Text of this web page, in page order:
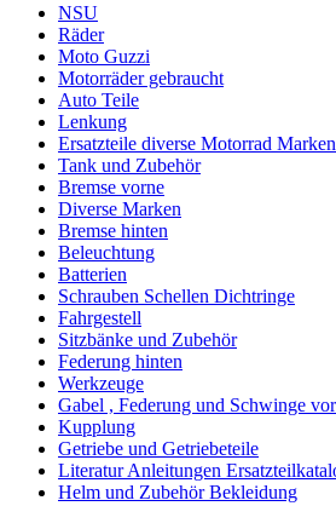
NSU
Räder
Moto Guzzi
Motorräder gebraucht
Auto Teile
Lenkung
Ersatzteile diverse Motorrad
Tank und Zubehör
Bremse vorne
Diverse Marken
Bremse hinten
Beleuchtung
Batterien
Schrauben Schellen Dichtringe
Fahrgestell
Sitzbänke und Zubehör
Federung hinten
Werkzeuge
Gabel , Federung und Schwinge
Kupplung
Getriebe und Getriebeteile
Literatur Anleitungen
Helm und Zubehör Bekleidung